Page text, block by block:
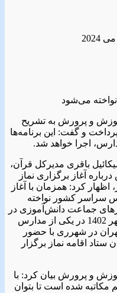
می‌شود
و پرورش به تشریح
و گفت: این برنامه‌ها
اجرا خواهد شد.
باقری مدیرکل قرآن،
آغاز برگزاری نماز
کرد: همزمان با آغاز
سراسر کشور نواخته
جماعت دانش‌آموزی در
مدارس کشور نیز روز دوشنبه سوم مهر 1402 در یکی از مدارس
در شهرری با حضور
اقامه نماز برگزار
و پرورش بیان کرد: با
شده است تا بتوان